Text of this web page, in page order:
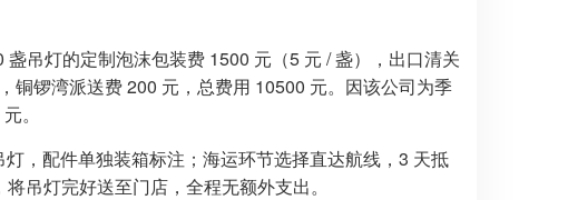
吊灯的定制泡沫包装费 1500 元（5 元 / 盏），出口清关
铜锣湾派送费 200 元，总费用 10500 元。因该公司为季
。
，配件单独装箱标注；海运环节选择直达航线，3 天抵
吊灯完好送至门店，全程无额外支出。